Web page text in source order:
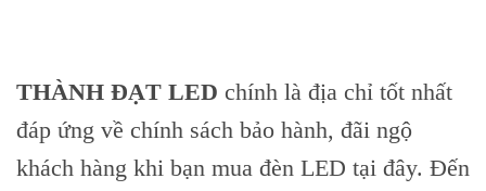
THÀNH ĐẠT LED chính là địa chỉ tốt nhất
đáp ứng về chính sách bảo hành, đãi ngộ
khách hàng khi bạn mua đèn LED tại đây. Đến